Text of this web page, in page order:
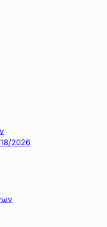
2026